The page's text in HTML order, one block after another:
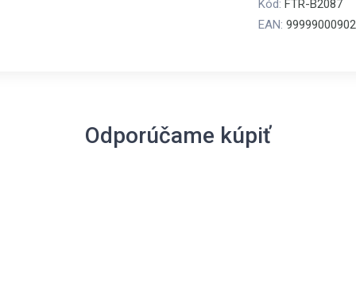
Kód: FTR-B2087
EAN:
Odporúčame kúpiť